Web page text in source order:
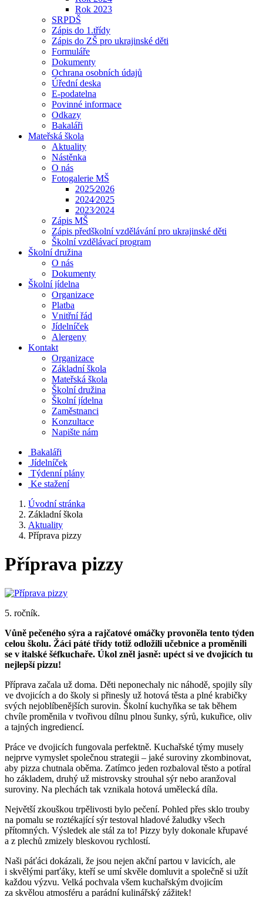
Rok 2023
SRPDŠ
Zápis do 1.třídy
Zápis do ZŠ pro ukrajinské děti
Formuláře
Dokumenty
Ochrana osobních údajů
Úřední deska
E-podatelna
Povinné informace
Odkazy
Bakaláři
Mateřská škola
Aktuality
Nástěnka
O nás
Fotogalerie MŠ
2025⁄2026
2024⁄2025
2023⁄2024
Zápis MŠ
Zápis předškolní vzdělávání pro ukrajinské děti
Školní vzdělávací program
Školní družina
O nás
Dokumenty
Školní jídelna
Organizace
Platba
Vnitřní řád
Jídelníček
Alergeny
Kontakt
Organizace
Základní škola
Mateřská škola
Školní družina
Školní jídelna
Zaměstnanci
Konzultace
Napište nám
Bakaláři
Jídelníček
Týdenní plány
Ke stažení
Úvodní stránka
Základní škola
Aktuality
Příprava pizzy
Příprava pizzy
5. ročník.
Vůně pečeného sýra a rajčatové omáčky provoněla tento týden
celou školu. Žáci páté třídy totiž odložili učebnice a proměnili
se v italské šéfkuchaře. Úkol zněl jasně: upéct si ve dvojicích tu
nejlepší pizzu!
Příprava začala už doma. Děti neponechaly nic náhodě, spojily síly
ve dvojicích a do školy si přinesly už hotová těsta a plné krabičky
svých nejoblíbenějších surovin. Školní kuchyňka se tak během
chvíle proměnila v tvořivou dílnu plnou šunky, sýrů, kukuřice, oliv
a tajných ingrediencí.
Práce ve dvojicích fungovala perfektně. Kuchařské týmy musely
nejprve vymyslet společnou strategii – jaké suroviny zkombinovat,
aby pizza chutnala oběma. Zatímco jeden rozbaloval těsto a potíral
ho základem, druhý už mistrovsky strouhal sýr nebo aranžoval
suroviny. Na plechách tak vznikala hotová umělecká díla.
Největší zkouškou trpělivosti bylo pečení. Pohled přes sklo trouby
na pomalu se roztékající sýr testoval hladové žaludky všech
přítomných. Výsledek ale stál za to! Pizzy byly dokonale křupavé
a z plechů zmizely bleskovou rychlostí.
Naši páťáci dokázali, že jsou nejen akční partou v lavicích, ale
i skvělými parťáky, kteří se umí skvěle domluvit a společně si užít
každou výzvu. Velká pochvala všem kuchařským dvojicím
za skvělou atmosféru a parádní kulinářský zážitek!